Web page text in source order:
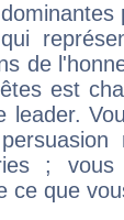
de
est
leader.
;
ce que